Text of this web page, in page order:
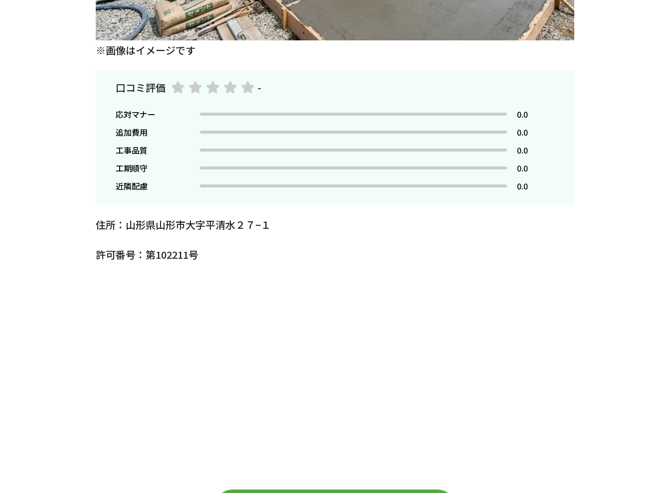
※画像はイメージです
口コミ評価 -
応対マナー
0.0
追加費用
0.0
工事品質
0.0
工期順守
0.0
近隣配慮
0.0
住所：山形県山形市大字平清水２７−１
許可番号：第102211号